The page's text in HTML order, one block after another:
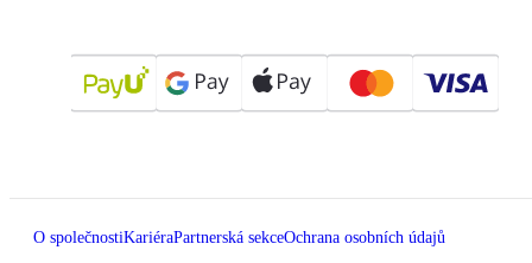
O společnostiKariéraPartnerská sekceOchrana osobních údajů